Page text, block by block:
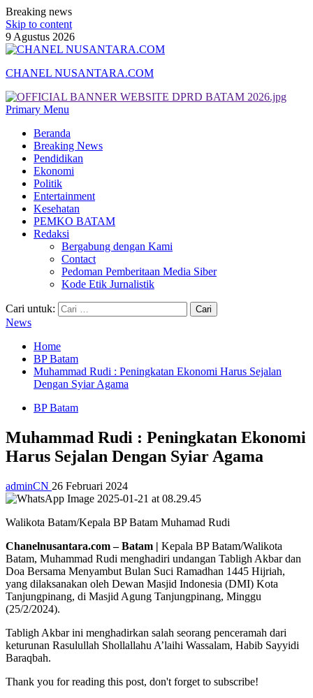
Breaking news
Skip to content
9 Agustus 2026
CHANEL NUSANTARA.COM
Primary Menu
Beranda
Breaking News
Pendidikan
Ekonomi
Politik
Entertainment
Kesehatan
PEMKO BATAM
Redaksi
Bergabung dengan Kami
Contact
Pedoman Pemberitaan Media Siber
Kode Etik Jurnalistik
Cari untuk:
News
Home
BP Batam
Muhammad Rudi : Peningkatan Ekonomi Harus Sejalan
Dengan Syiar Agama
BP Batam
Muhammad Rudi : Peningkatan Ekonomi
Harus Sejalan Dengan Syiar Agama
adminCN 26 Februari 2024
Walikota Batam/Kepala BP Batam Muhamad Rudi
Chanelnusantara.com – Batam | Kepala BP Batam/Walikota
Batam, Muhammad Rudi menghadiri undangan Tabligh Akbar dan
Doa Bersama Menyambut Bulan Suci Ramadhan 1445 Hijriah,
yang dilaksanakan oleh Dewan Masjid Indonesia (DMI) Kota
Tanjungpinang, di Masjid Agung Tanjungpinang, Minggu
(25/2/2024).
Tabligh Akbar ini menghadirkan salah seorang penceramah dari
keturunan Rasulullah Shollallahu A’laihi Wassalam, Habib Sayyidi
Baraqbah.
Thank you for reading this post, don't forget to subscribe!